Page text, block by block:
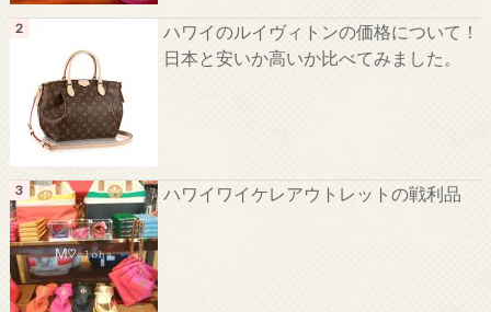
ハワイのルイヴィトンの価格について！
日本と安いか高いか比べてみました。
ハワイワイケレアウトレットの戦利品